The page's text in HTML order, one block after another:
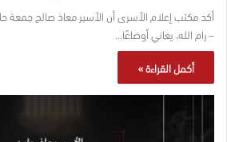
– رام الله، يعاني أوضاعًا…
أكمل القراءة »